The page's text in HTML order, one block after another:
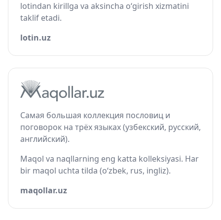
lotindan kirillga va aksincha o‘girish xizmatini
taklif etadi.
lotin.uz
Самая большая коллекция пословиц и
поговорок на трёх языках (узбекский, русский,
английский).
Maqol va naqllarning eng katta kolleksiyasi. Har
bir maqol uchta tilda (o‘zbek, rus, ingliz).
maqollar.uz